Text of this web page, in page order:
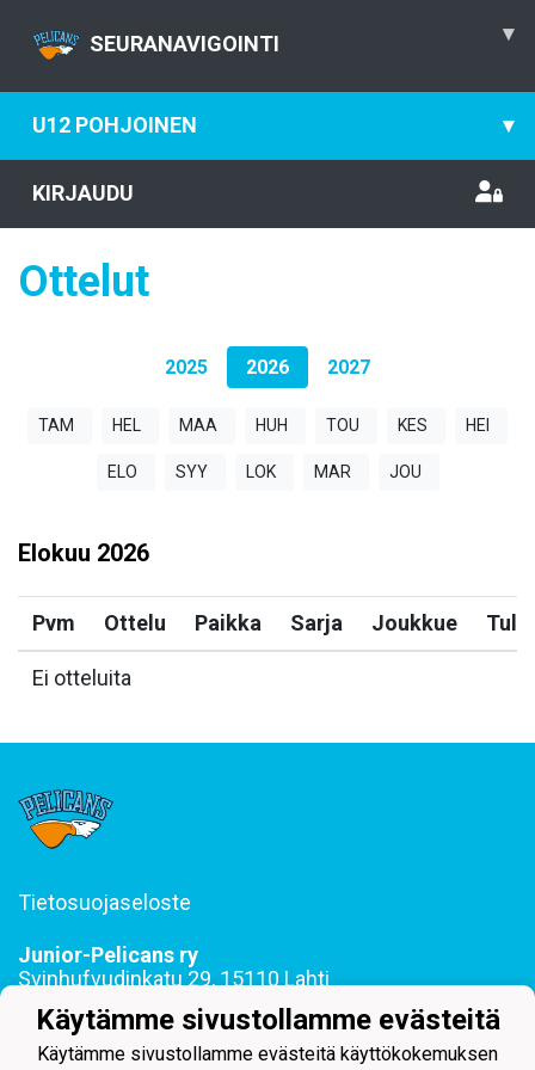
SEURANAVIGOINTI ▾
U12 POHJOINEN ▾
KIRJAUDU
Ottelut
2025 2026 2027
TAM HEL MAA HUH TOU KES HEI
ELO SYY LOK MAR JOU
Elokuu 2026
Pvm Ottelu Paikka Sarja Joukkue
Ei otteluita
Tietosuojaseloste
Junior-Pelicans ry
Svinhufvudinkatu 29, 15110 Lahti
044 255 1975 toimisto@juniorpelicans.fi
Toimisto avoinna ma-pe klo 9-15
Käytämme sivustollamme evästeitä
Käytämme sivustollamme evästeitä käyttökokemuksen